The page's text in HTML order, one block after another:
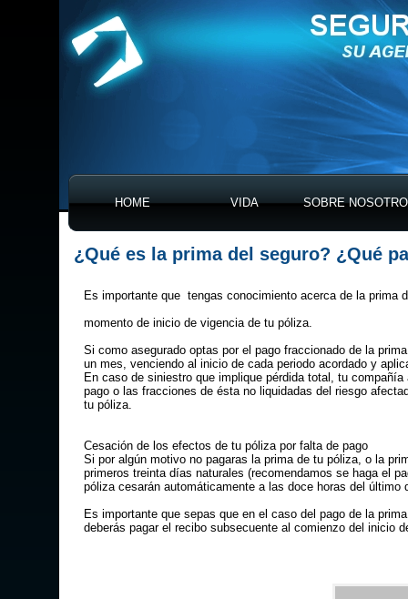
HOME VIDA SOBRE
Es importante que tengas conocimiento acerca de la prima
momento de inicio de vigencia de tu póliza.
Si como asegurado optas por el pago fraccionado de la
un mes, venciendo al inicio de cada periodo acordado y
En caso de siniestro que implique pérdida total, tu
pago o las fracciones de ésta no liquidadas del riesgo
tu póliza.
Cesación de los efectos de tu póliza por falta de pago
Si por algún motivo no pagaras la prima de tu póliza, o la
primeros treinta días naturales (recomendamos se haga el
póliza cesarán automáticamente a las doce horas del último
Es importante que sepas que en el caso del pago de la
deberás pagar el recibo subsecuente al comienzo del inicio
¿Qué es la prima del seguro? ¿Qué